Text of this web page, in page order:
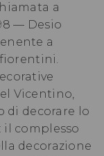
a
— Desio
a
Vicentino,
di decorare lo
il complesso
decorazione